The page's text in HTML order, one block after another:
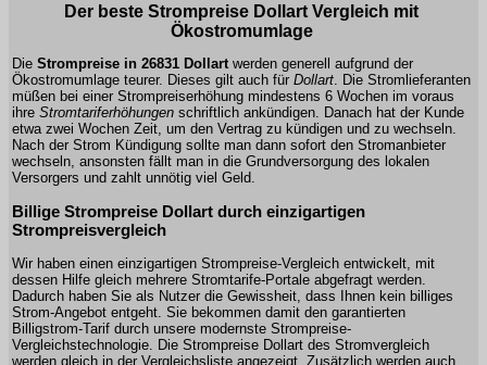
Der beste Strompreise Dollart Vergleich mit
Ökostromumlage
Die Strompreise in 26831 Dollart werden generell aufgrund der
Ökostromumlage teurer. Dieses gilt auch für Dollart . Die Stromlieferanten
müßen bei einer Strompreiserhöhung mindestens 6 Wochen im voraus
ihre Stromtariferhöhungen schriftlich ankündigen. Danach hat der Kunde
etwa zwei Wochen Zeit, um den Vertrag zu kündigen und zu wechseln.
Nach der Strom Kündigung sollte man dann sofort den Stromanbieter
wechseln, ansonsten fällt man in die Grundversorgung des lokalen
Versorgers und zahlt unnötig viel Geld.
Billige Strompreise Dollart durch einzigartigen
Strompreisvergleich
Wir haben einen einzigartigen Strompreise-Vergleich entwickelt, mit
dessen Hilfe gleich mehrere Stromtarife-Portale abgefragt werden.
Dadurch haben Sie als Nutzer die Gewissheit, dass Ihnen kein billiges
Strom-Angebot entgeht. Sie bekommen damit den garantierten
Billigstrom-Tarif durch unsere modernste Strompreise-
Vergleichstechnologie. Die Strompreise Dollart des Stromvergleich
werden gleich in der Vergleichsliste angezeigt. Zusätzlich werden auch